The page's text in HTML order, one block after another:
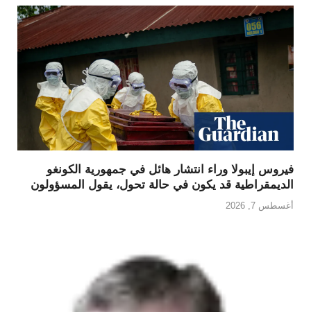
فيروس إيبولا وراء انتشار هائل في جمهورية الكونغو
الديمقراطية قد يكون في حالة تحول، يقول المسؤولون
أغسطس 7, 2026